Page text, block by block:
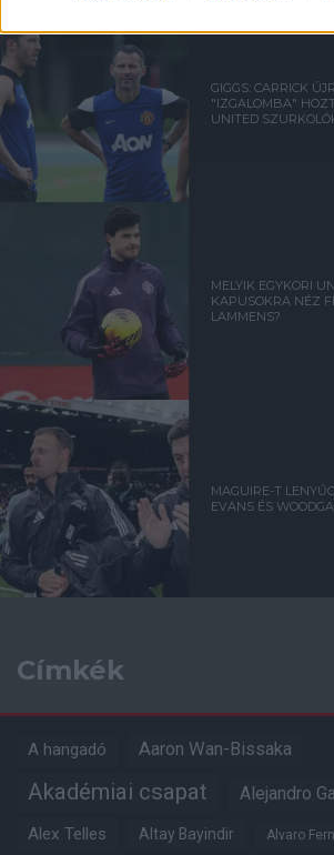
GIGGS: CARRICK
"IZGALOMBA"
UNITED
MELYIK EGYKORI
KAPUSOKRA NÉZ
LAMMENS?
MAGUIRE-T
EVANS ÉS
Címkék
A hangadó Aaron Wan-Bissaka
Akadémiai csapat Alejandro
Alex Telles Altay Bayindir Alvaro